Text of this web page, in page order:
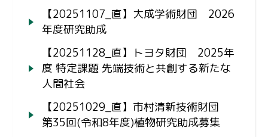
【20251107_直】大成学術財団 2026
年度研究助成
【20251128_直】トヨタ財団 2025年
度 特定課題 先端技術と共創する新たな
人間社会
【20251029_直】市村清新技術財団
第35回(令和8年度)植物研究助成募集